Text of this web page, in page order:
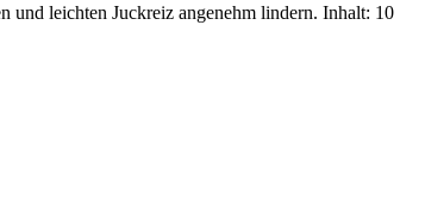
und leichten Juckreiz angenehm lindern. Inhalt: 10